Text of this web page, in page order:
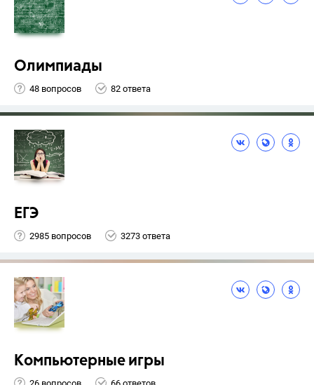
Олимпиады
48 вопросов 82 ответа
ЕГЭ
2985 вопросов 3273 ответа
Компьютерные игры
26 вопросов 66 ответов